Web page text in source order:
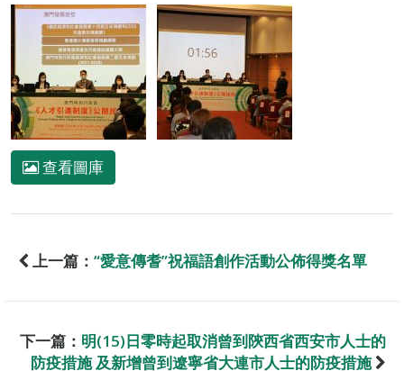
查看圖庫
上一篇： “愛意傳耆”祝福語創作活動公佈得獎名單
下一篇： 明(15)日零時起取消曾到陝西省西安市人士的
防疫措施 及新增曾到遼寧省大連市人士的防疫措施